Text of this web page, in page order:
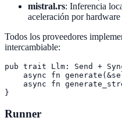
mistral.rs: Inferencia
aceleración por hardware
Todos los proveedores
intercambiable:
pub trait Llm: Send +
async fn
async fn
}
Runner